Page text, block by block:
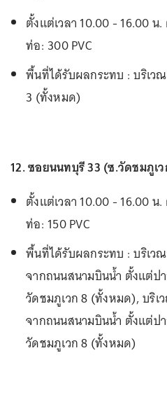
ตั้งแต่เวลา 10.00 - 16.00
ท่อ: 300 PVC
พื้นที่ได้รับผลกระทบ : บริเว
3 (ทั้งหมด)
12. ซอยนนทบุรี 33 (ซ.วัดชมภูเ
ตั้งแต่เวลา 10.00 - 16.00
ท่อ: 150 PVC
พื้นที่ได้รับผลกระทบ : บริเว
จากถนนสนามบินน้ำ ตั้งแต่ป
วัดชมภูเวก 8 (ทั้งหมด), บริ
จากถนนสนามบินน้ำ ตั้งแต่ป
วัดชมภูเวก 8 (ทั้งหมด)